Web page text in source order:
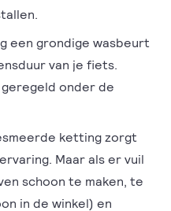
een grondige wasbeurt
van je fiets.
onder de
ketting zorgt
Maar als er vuil
schoon te maken, te
in de winkel) en